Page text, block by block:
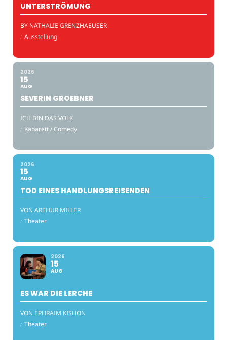
UNTERSTRÖMUNG
BY NATHALIE GRENZHAEUSER
: Ausstellung
2026
15
AUG
SEVERIN GROEBNER
ICH BIN DAS VOLK
: Kabarett / Comedy
2026
15
AUG
TOD EINES HANDLUNGSREISENDEN
VON ARTHUR MILLER
: Theater
2026
15
AUG
ES WAR DIE LERCHE
VON EPHRAIM KISHON
: Theater